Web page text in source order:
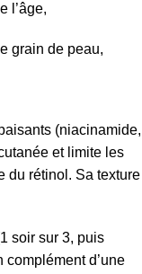
l’âge,
grain de peau,
(niacinamide,
et limite les
du rétinol. Sa texture
soir sur 3, puis
d’une